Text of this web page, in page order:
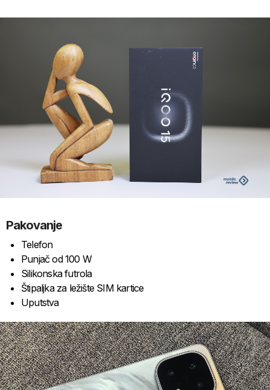
Pakovanje
Telefon
Punjač od 100 W
Silikonska futrola
Štipaljka za ležište SIM kartice
Uputstva